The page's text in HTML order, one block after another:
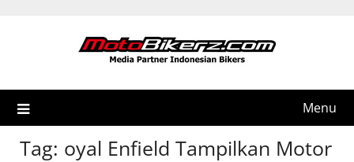
Menu
Tag: oyal Enfield Tampilkan Motor